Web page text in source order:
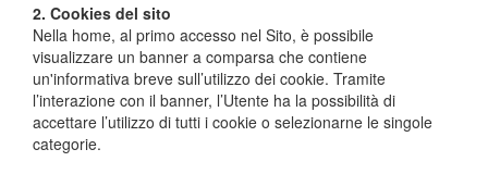
2. Cookies del sito
Nella home, al primo accesso nel Sito, è possibile
visualizzare un banner a comparsa che contiene
un'informativa breve sull’utilizzo dei cookie. Tramite
l’interazione con il banner, l’Utente ha la possibilità di
accettare l’utilizzo di tutti i cookie o selezionarne le singole
categorie.